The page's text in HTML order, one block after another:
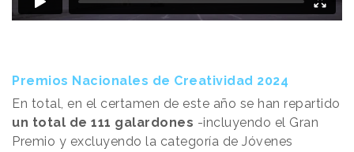
Premios Nacionales de Creatividad 2024
En total, en el certamen de este año se han repartido
un total de 111 galardones -incluyendo el Gran
Premio y excluyendo la categoría de Jóvenes